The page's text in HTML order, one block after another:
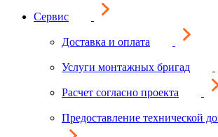
Сервис
Доставка и оплата
Услуги монтажных бригад
Расчет согласно проекта
Предоставление технической